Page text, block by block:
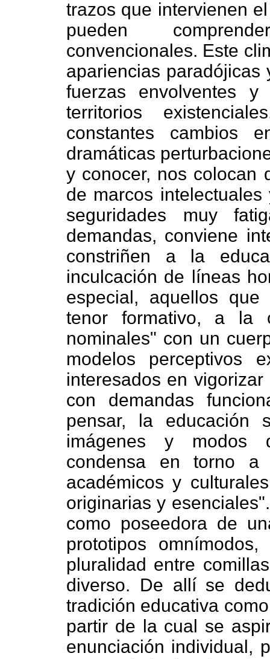
trazos que intervienen
pueden
convencionales. Este
apariencias paradójicas
fuerzas envolventes
territorios
constantes cambios
dramáticas
y conocer, nos colocan
de marcos
seguridades muy
demandas, conviene
constriñen a la
inculcación de líneas
especial, aquellos que
tenor formativo, a la
nominales" con un
modelos perceptivos
interesados en
con demandas
pensar, la
imágenes y modos
condensa en torno a
académicos y
originarias y
como poseedora de
prototipos
pluralidad entre
diverso.
De allí se
tradición educativa
partir de la cual se
enunciación individual,